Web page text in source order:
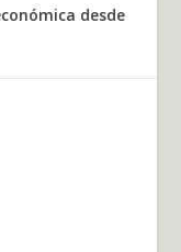
desde